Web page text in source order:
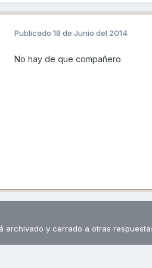
Publicado 18 de Junio del 2014
No hay de que compañero.
archivado y cerrado a otras